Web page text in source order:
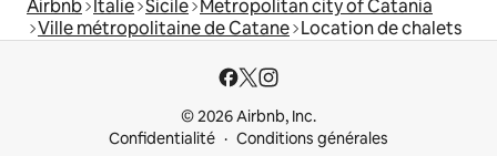
Airbnb Italie Sicile Metropolitan city of Catania
Ville métropolitaine de Catane Location de chalets
© 2026 Airbnb, Inc.
Confidentialité
Conditions générales